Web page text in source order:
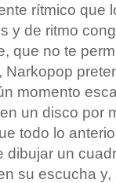
rítmico que
y de ritmo
que no te
momento
un disco por
todo lo
dibujar un
su escucha